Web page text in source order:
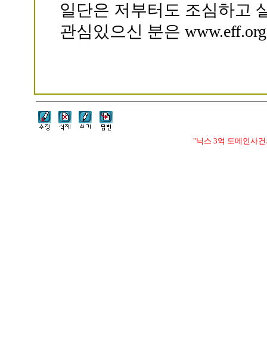
일단은 저부터도 조심하고
관심있으신 분은
"닉스 3억 도메인사